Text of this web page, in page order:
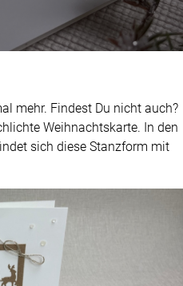
mehr. Findest Du nicht auch?
Weihnachtskarte. In den
sich diese Stanzform mit